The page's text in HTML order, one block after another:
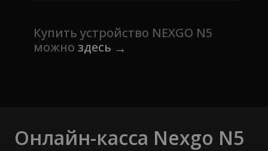
Купить устройство NEXGO N5
можно здесь
Онлайн-касса Nexgo N5